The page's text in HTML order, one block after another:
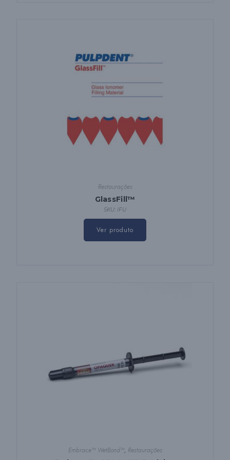
Restaurações
GlassFill™
SKU: IFU
Ver produto
Embrace™ WetBond™, Restaurações